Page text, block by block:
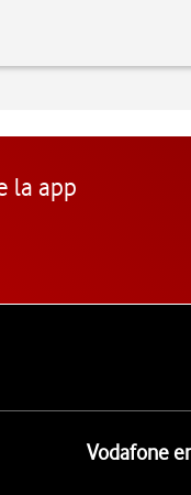
la app
Vodafone